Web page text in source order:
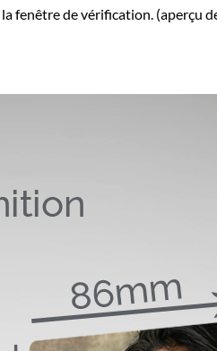
fenêtre de vérification. (aperçu